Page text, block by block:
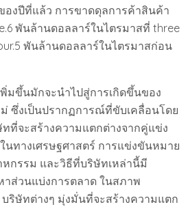
ของปีที่แล้ว การขาดดุลการค้าสินค้า
พันล้านดอลลาร์ในไตรมาสที่ three
พันล้านดอลลาร์ในไตรมาสก่อน
มขึ้นมักจะนำไปสู่การเกิดขึ้นของ
ซึ่งเป็นปรากฏการณ์ที่ขับเคลื่อนโดย
ที่จะสร้างความแตกต่างจากคู่แข่ง
นทางเศรษฐศาสตร์ การแข่งขันหมาย
กรรม และวิธีที่บริษัทเหล่านี้มี
ส่วนแบ่งการตลาด ในสภาพ
ริษัทต่างๆ มุ่งมั่นที่จะสร้างความแตก